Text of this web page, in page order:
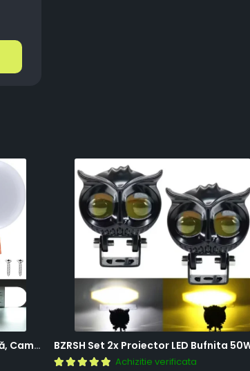
Lampă LED Interior 12V pentru Dubă, Camper și Rulotă - 180LED, 33 cm, 3 Temperaturii de Culoare, Intensitate Reglabilă, Iluminare Compartiment Marfă
Achizitie verificata